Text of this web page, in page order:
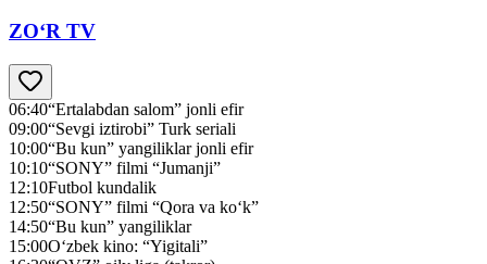
ZO‘R TV
06:40“Ertalabdan salom” jonli efir
09:00“Sevgi iztirobi” Turk seriali
10:00“Bu kun” yangiliklar jonli efir
10:10“SONY” filmi “Jumanji”
12:10Futbol kundalik
12:50“SONY” filmi “Qora va ko‘k”
14:50“Bu kun” yangiliklar
15:00O‘zbek kino: “Yigitali”